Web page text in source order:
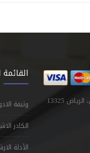
13325
وثيقة
الكادر
الأدلة